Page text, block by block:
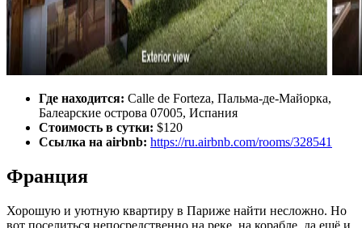
Где находится: Calle de Forteza, Пальма-де-Майорка,
Балеарские острова 07005, Испания
Стоимость в сутки: $120
Ссылка на airbnb: https://ru.airbnb.com/rooms/328541
Франция
Хорошую и уютную квартиру в Париже найти несложно. Но